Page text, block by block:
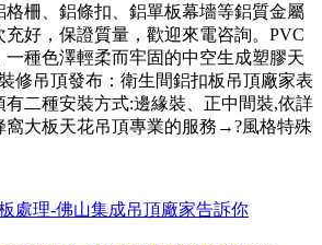
格柵、鋁條扣、鋁單板幕墻等鋁質金屬
充好，保證質量，歡迎來電咨詢。PVC
一種色澤輕柔而牢固的中空生成塑膠天
修吊頂發布：衛生間鋁扣板吊頂廠家表
有二種安裝方式:邊緣裝、正中間裝,依詳
窩大板天花吊頂專業的服務→?風格特殊